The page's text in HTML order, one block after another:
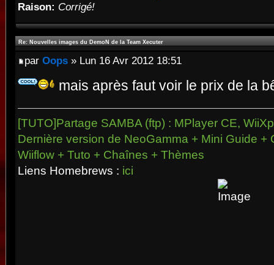
Raison: Corrigé!
Re: Nouvelles images du DemoN de la Team Xecuter
par Oops » Lun 16 Avr 2012 18:51
mais après faut voir le prix de la
[TUTO]Partage SAMBA (ftp) : MPlayer CE,
Dernière version de NeoGamma + Mini Guide +
Wiiflow + Tuto + Chaînes + Thèmes
Liens Homebrews : ici